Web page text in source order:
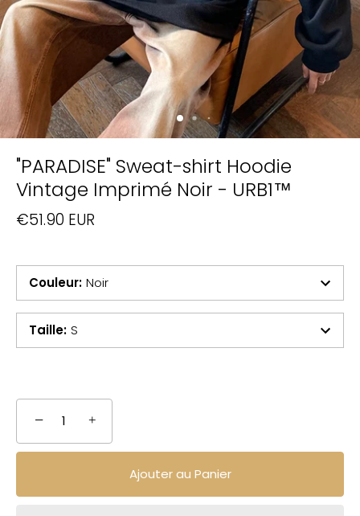
"PARADISE" Sweat-shirt Hoodie
Vintage Imprimé Noir - URB1™
€51.90 EUR
Couleur: Noir
Taille: S
− +
Ajouter au Panier